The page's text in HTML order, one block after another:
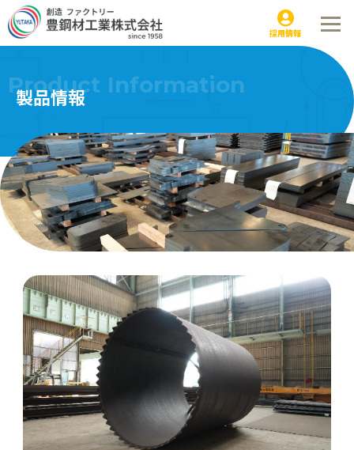
採用情報
パイプ曲げ｜製品情報
Product Information
製品情報